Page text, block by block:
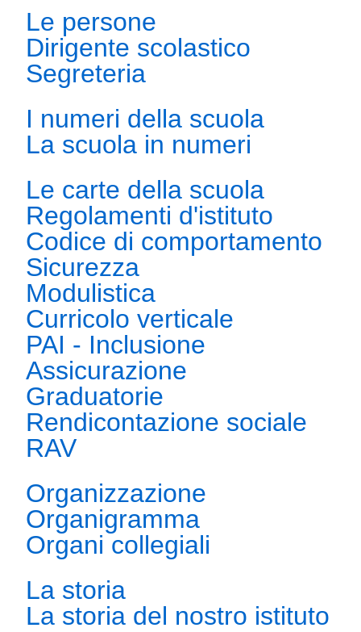
Le persone
Dirigente scolastico
Segreteria
I numeri della scuola
La scuola in numeri
Le carte della scuola
Regolamenti d'istituto
Codice di comportamento
Sicurezza
Modulistica
Curricolo verticale
PAI - Inclusione
Assicurazione
Graduatorie
Rendicontazione sociale
RAV
Organizzazione
Organigramma
Organi collegiali
La storia
La storia del nostro istituto